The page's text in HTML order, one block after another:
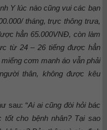
Y lúc nào cũng vui các bạn
tháng, trực thông trưa,
hẳn 65.000VNĐ, còn làm
từ 24 – 26 tiếng được hẳn
cơm manh áo vẫn phải
thân, không được kêu
sau: “Ai ai cũng đòi hỏi bác
tốt cho bệnh nhân? Tại sao